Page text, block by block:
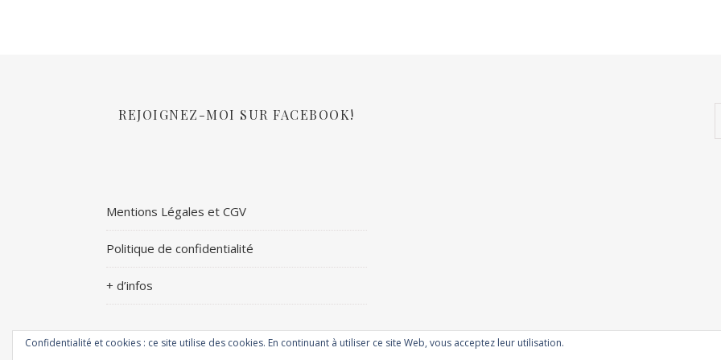
REJOIGNEZ-MOI SUR FACEBOOK!
Mentions Légales et CGV
Politique de confidentialité
+ d’infos
Confidentialité et cookies : ce site utilise des cookies. En continuant à utiliser ce site Web, vous acceptez leur utilisation.